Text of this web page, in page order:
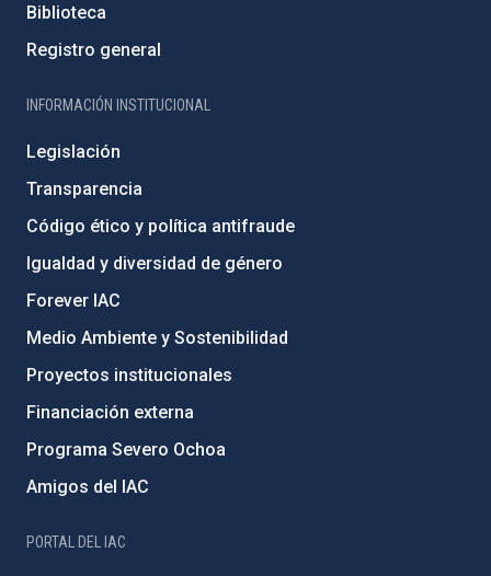
Biblioteca
Registro general
INFORMACIÓN INSTITUCIONAL
Legislación
Transparencia
Código ético y política antifraude
Igualdad y diversidad de género
Forever IAC
Medio Ambiente y Sostenibilidad
Proyectos institucionales
Financiación externa
Programa Severo Ochoa
Amigos del IAC
PORTAL DEL IAC